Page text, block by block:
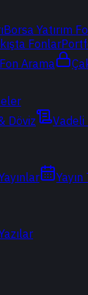
Borsa Yatırım
Fonlar
Arama
Döviz Vadeli